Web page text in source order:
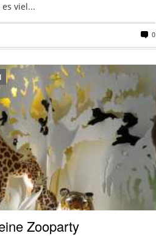
viel...
0
Zooparty